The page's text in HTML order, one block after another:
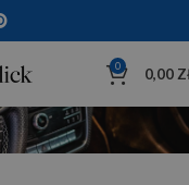
0 0,00